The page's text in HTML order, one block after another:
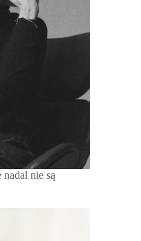
nadal nie są